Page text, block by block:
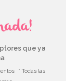
que ya
* Todas las